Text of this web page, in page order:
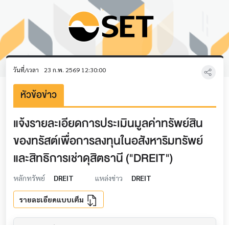
วันที่/เวลา 23 ก.พ. 2569 12:30:00
หัวข้อข่าว
แจ้งรายละเอียดการประเมินมูลค่าทรัพย์สิน
ของทรัสต์เพื่อการลงทุนในอสังหาริมทรัพย์
และสิทธิการเช่าดุสิตธานี ("DREIT")
หลักทรัพย์ DREIT แหล่งข่าว DREIT
รายละเอียดแบบเต็ม